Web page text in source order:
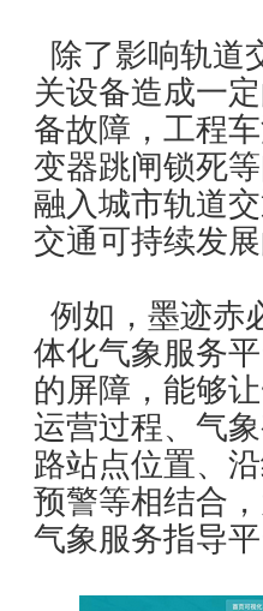
除了影响轨道
关设备造成一
备故障，工程
变器跳闸锁死
融入城市轨道
交通可持续发
例如，墨迹赤
体化气象服务
的屏障，能够
运营过程、气
路站点位置、
预警等相结合
气象服务指导平